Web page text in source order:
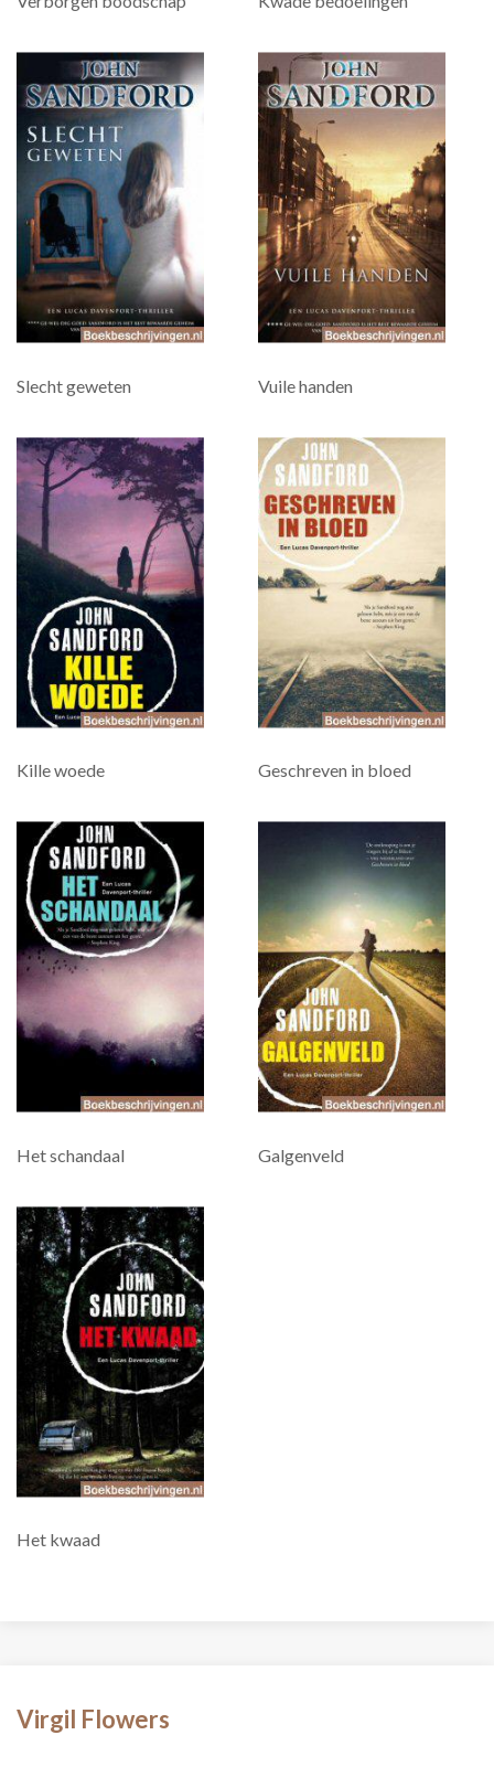
Slecht geweten Vuile handen
Kille woede Geschreven in bloed
Het schandaal Galgenveld
Het kwaad
Virgil Flowers